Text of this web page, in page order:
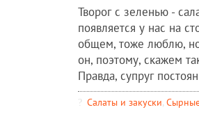
Творог с зеленью -
появляется у нас на
общем, тоже люблю,
он, поэтому, скажем
Правда, супруг
Салаты и закуски,